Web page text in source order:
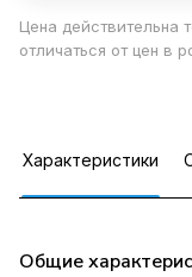
Цена действительна
отличаться от цен в
Характеристики
Общие